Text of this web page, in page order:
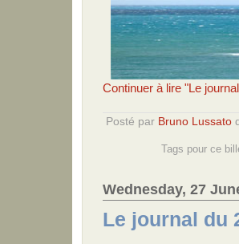
Continuer à lire "Le
Posté par Bruno Lussato
Tags pour ce
Wednesday, 27
Le journal du